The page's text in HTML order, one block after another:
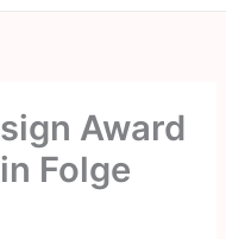
Award
Folge